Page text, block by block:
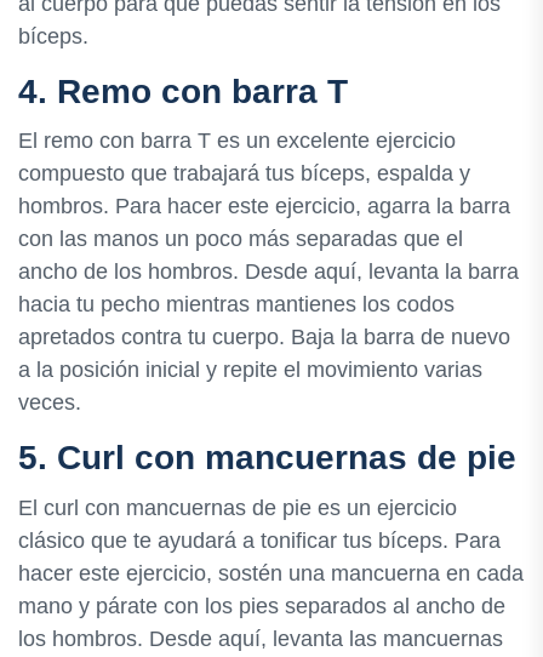
bíceps.
4. Remo con barra T
El remo con barra T es un excelente ejercicio
compuesto que trabajará tus bíceps, espalda y
hombros. Para hacer este ejercicio, agarra la barra
con las manos un poco más separadas que el
ancho de los hombros. Desde aquí, levanta la barra
hacia tu pecho mientras mantienes los codos
apretados contra tu cuerpo. Baja la barra de nuevo
a la posición inicial y repite el movimiento varias
veces.
5. Curl con mancuernas de pie
El curl con mancuernas de pie es un ejercicio
clásico que te ayudará a tonificar tus bíceps. Para
hacer este ejercicio, sostén una mancuerna en cada
mano y párate con los pies separados al ancho de
los hombros. Desde aquí, levanta las mancuernas